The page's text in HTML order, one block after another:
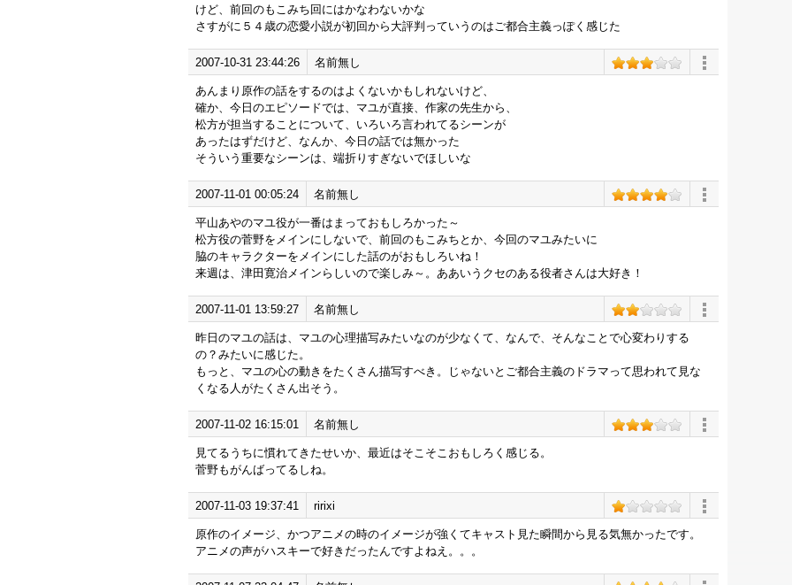
けど、前回のもこみち回にはかなわないかな
さすがに５４歳の恋愛小説が初回から大評判っていうのはご都合主義っぽく感じた
2007-10-31 23:44:26 名前無し
あんまり原作の話をするのはよくないかもしれないけど、
確か、今日のエピソードでは、マユが直接、作家の先生から、
松方が担当することについて、いろいろ言われてるシーンが
あったはずだけど、なんか、今日の話では無かった
そういう重要なシーンは、端折りすぎないでほしいな
2007-11-01 00:05:24 名前無し
平山あやのマユ役が一番はまっておもしろかった～
松方役の菅野をメインにしないで、前回のもこみちとか、今回のマユみたいに
脇のキャラクターをメインにした話のがおもしろいね！
来週は、津田寛治メインらしいので楽しみ～。ああいうクセのある役者さんは大好き！
2007-11-01 13:59:27 名前無し
昨日のマユの話は、マユの心理描写みたいなのが少なくて、なんで、そんなことで心変わりする
の？みたいに感じた。
もっと、マユの心の動きをたくさん描写すべき。じゃないとご都合主義のドラマって思われて見な
くなる人がたくさん出そう。
2007-11-02 16:15:01 名前無し
見てるうちに慣れてきたせいか、最近はそこそこおもしろく感じる。
菅野もがんばってるしね。
2007-11-03 19:37:41 ririxi
原作のイメージ、かつアニメの時のイメージが強くてキャスト見た瞬間から見る気無かったです。
アニメの声がハスキーで好きだったんですよねえ。。。